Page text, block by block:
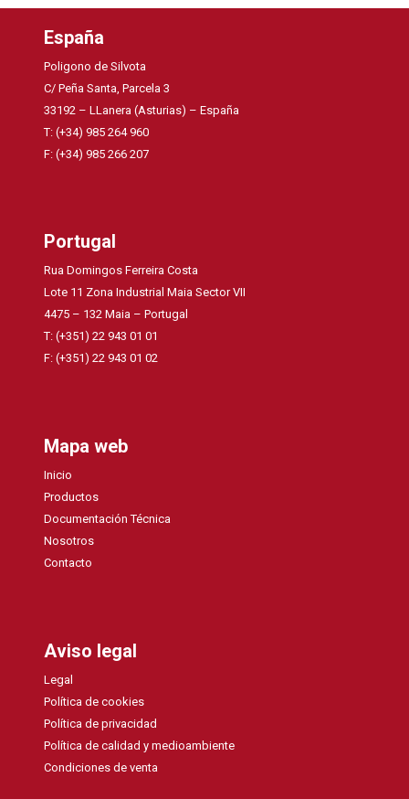
España
Poligono de Silvota
C/ Peña Santa, Parcela 3
33192 – LLanera (Asturias) – España
T: (+34) 985 264 960
F: (+34) 985 266 207
Portugal
Rua Domingos Ferreira Costa
Lote 11 Zona Industrial Maia Sector VII
4475 – 132 Maia – Portugal
T: (+351) 22 943 01 01
F: (+351) 22 943 01 02
Mapa web
Inicio
Productos
Documentación Técnica
Nosotros
Contacto
Aviso legal
Legal
Política de cookies
Política de privacidad
Política de calidad y medioambiente
Condiciones de venta